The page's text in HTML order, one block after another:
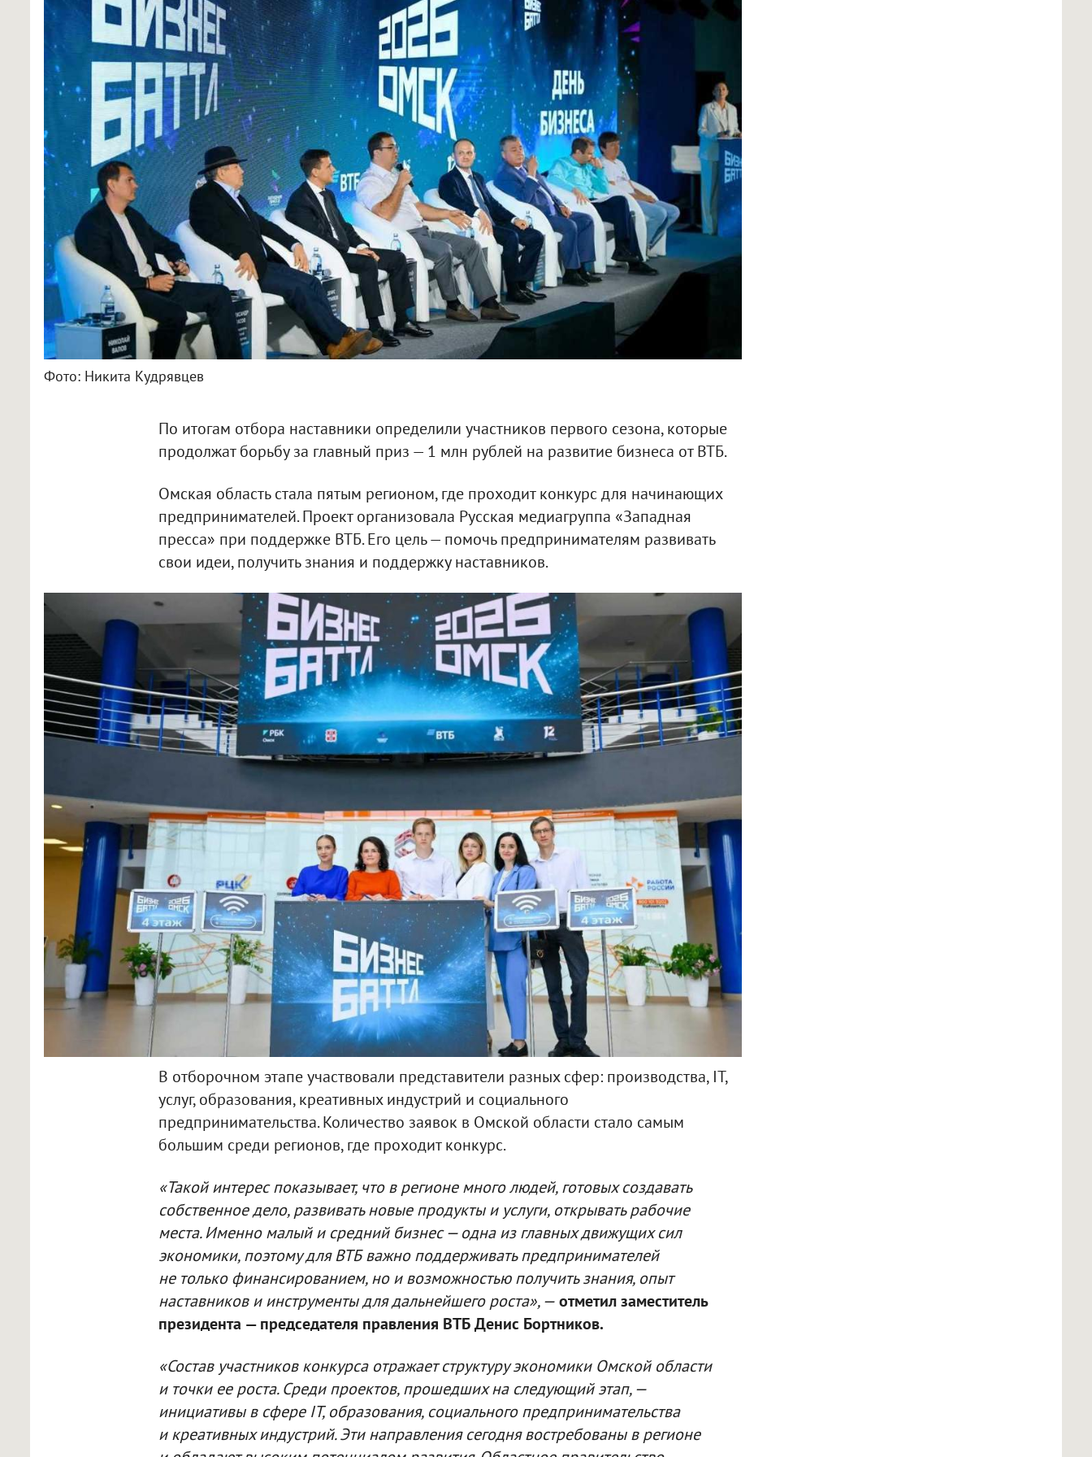
Фото: Никита Кудрявцев
По итогам отбора наставники определили участников первого сезона, которые
продолжат борьбу за главный приз — 1 млн рублей на развитие бизнеса от ВТБ.
Омская область стала пятым регионом, где проходит конкурс для начинающих
предпринимателей. Проект организовала Русская медиагруппа «Западная
пресса» при поддержке ВТБ. Его цель — помочь предпринимателям развивать
свои идеи, получить знания и поддержку наставников.
В отборочном этапе участвовали представители разных сфер: производства, IT,
услуг, образования, креативных индустрий и социального
предпринимательства. Количество заявок в Омской области стало самым
большим среди регионов, где проходит конкурс.
«Такой интерес показывает, что в регионе много людей, готовых создавать
собственное дело, развивать новые продукты и услуги, открывать рабочие
места. Именно малый и средний бизнес — одна из главных движущих сил
экономики, поэтому для ВТБ важно поддерживать предпринимателей
не только финансированием, но и возможностью получить знания, опыт
наставников и инструменты для дальнейшего роста», —отметил заместитель
президента — председателя правления ВТБ Денис Бортников.
«Состав участников конкурса отражает структуру экономики Омской области
и точки ее роста. Среди проектов, прошедших на следующий этап, —
инициативы в сфере IT, образования, социального предпринимательства
и креативных индустрий. Эти направления сегодня востребованы в регионе